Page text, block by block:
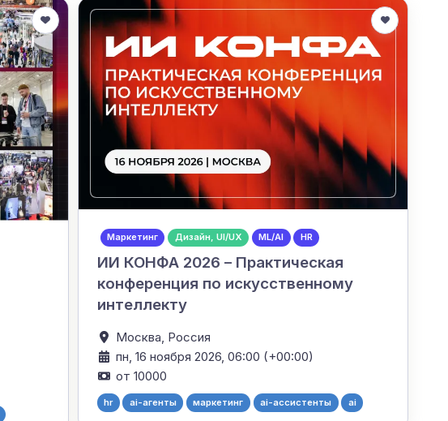
Маркетинг Дизайн, UI/UX ML/AI HR
ИИ КОНФА 2026 – Практическая
конференция по искусственному
интеллекту
Москва, Россия
пн, 16 ноября 2026, 06:00 (+00:00)
от 10000
hr ai-агенты маркетинг ai-ассистенты ai